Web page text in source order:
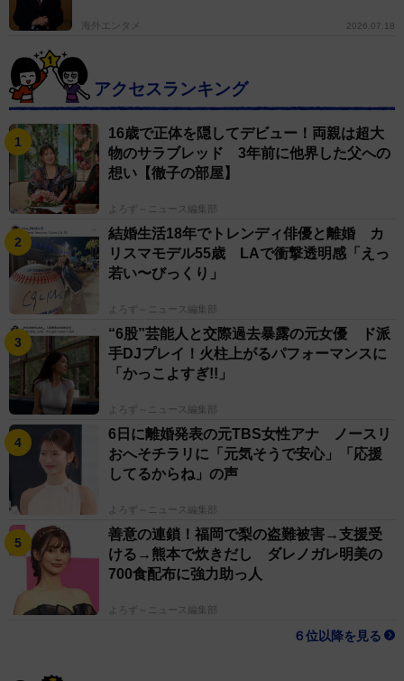
海外エンタメ 2026.07.18
アクセスランキング
16歳で正体を隠してデビュー！両親は超大
物のサラブレッド 3年前に他界した父への
想い【徹子の部屋】
よろず～ニュース編集部
結婚生活18年でトレンディ俳優と離婚 カ
リスマモデル55歳 LAで衝撃透明感「えっ
若い〜びっくり」
よろず～ニュース編集部
“6股”芸能人と交際過去暴露の元女優 ド派
手DJプレイ！火柱上がるパフォーマンスに
「かっこよすぎ!!」
よろず～ニュース編集部
6日に離婚発表の元TBS女性アナ ノースリ
おへそチラリに「元気そうで安心」「応援
してるからね」の声
よろず～ニュース編集部
善意の連鎖！福岡で梨の盗難被害→支援受
ける→熊本で炊きだし ダレノガレ明美の
700食配布に強力助っ人
よろず～ニュース編集部
６位以降を見る